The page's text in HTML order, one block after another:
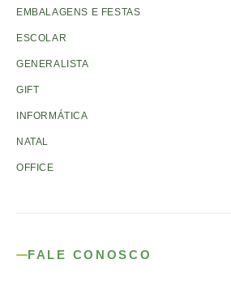
EMBALAGENS E FESTAS
ESCOLAR
GENERALISTA
GIFT
INFORMÁTICA
NATAL
OFFICE
FALE CONOSCO